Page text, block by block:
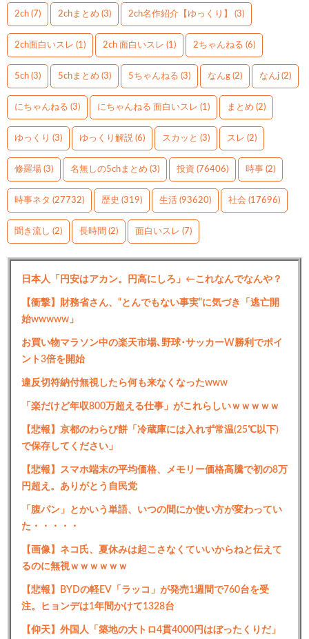
2ch (7) 2chまとめ (3) 2ch名作紹介【ゆっくり】 (3)
2ch面白いスレ (1) 2ch 面白いスレ (1) 2ちゃんねる (6)
5ch (3) 5chまとめ (3) 5ちゃんねる (3) なんg (2) なんj (2)
にちゃんねる (3) にちゃんねる 面白いスレ (1) まとめ (2)
ゆっくり (3) ゆっくり解説 (6) スカッと (3) スレ (2)
修羅場 (3) 名無しの5chまとめ (3) 投資 (76406) 時事 (2)
時事ネタ (27732) 歴史 (319) 生活 (93620) 社会 (17696)
聞き流し (2) 長時間 (2) 面白いスレ (7)
日本人「円安はアカン。円高にしろ」←これなんでなんや？
【衝撃】財務省さん、“とんでもない事実”に気づき「逃亡開
始wwwww」
お買い物マラソン中の楽天市場､野球･サッカーW勝利でポイ
ント3倍を開始
違反切符納付無視したら何も来なくなったwww
「楽だけど年収800万超える仕事」がこれらしいｗｗｗｗｗ
【悲報】京都のわらび餅「冷蔵庫には入れず常温(25℃以下)
で保存してください」
【悲報】スマホ端末の平均価格、メモリー価格高騰で初の8万
円超え。ありがとう自民党
「腹パン」とかいう単語、いつの間にか使い方が変わってい
た・・・・・
【画像】ネコ氏、夏休みは起こさなくていいからねと伝えて
るのに無視ｗｗｗｗｗｗ
【悲報】BYDの軽EV「ラッコ」が発売1週間で760台を受
注。ヒョンデは1年間かけて1328台
【仰天】外国人「築地の大トロ4貫4000円はぼったくりだ」